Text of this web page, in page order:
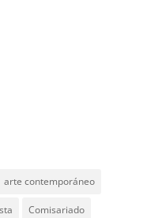
arte contemporáneo
Comisariado